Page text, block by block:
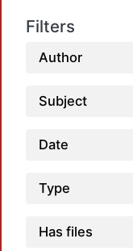
Filters
Author
Subject
Date
Type
Has files